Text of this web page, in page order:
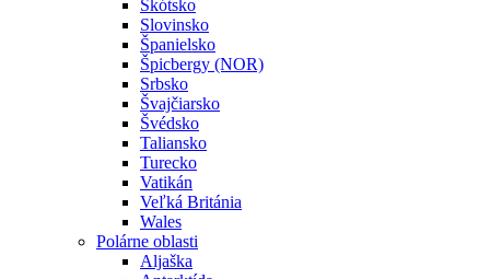
Škótsko
Slovinsko
Španielsko
Špicbergy (NOR)
Srbsko
Švajčiarsko
Švédsko
Taliansko
Turecko
Vatikán
Veľká Británia
Wales
Polárne oblasti
Aljaška